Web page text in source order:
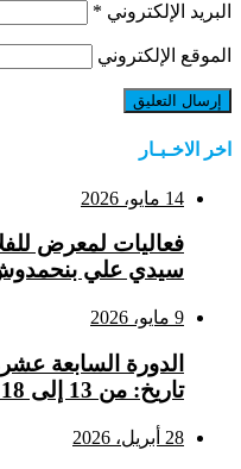
البريد الإلكتروني *
الموقع الإلكتروني
اخر الاخـبـار
14 مايو، 2026
فعاليات لمعرض
سيدي علي بنحمدوش
9 مايو، 2026
الدورة السابعة
تاريخ: من 13 إلى 18 أكتوبر 2026
28 أبريل، 2026